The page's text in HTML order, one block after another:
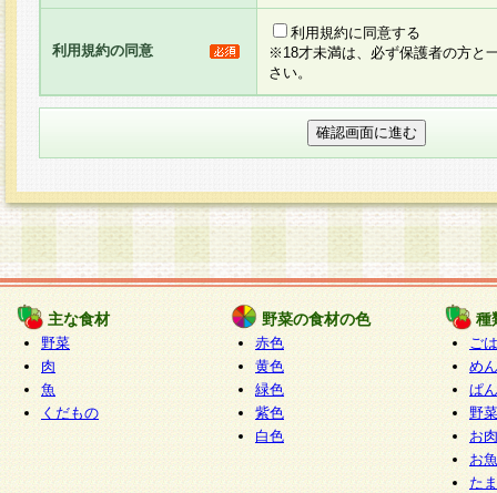
りま す。
3.当社は、会員の事前の承諾を得ることなく、当
方 法・手段にて、本規約を任意に制定、変更ま
きるものとします。改定後の本規約等は、本規約
に掲示したときに、その 他の諸規定については
てその効力を生じるものとします。
4.本規約は、会員登録希望者による会員登録手続
の当社による会員登録の承認が完了した時点で会
たものとみなされ、会員に対して適用されるもの
5.当社がお聞きする個人情報は、すべて会員登録
で提 供いただいたものと考えております。従っ
自らの個人情報の提供を希望されない場合には、
をお預かりいたしません が、提供されないこと
商品やサービス等をご利用いただけない場合があ
了承ください。
利用規約の同意
利用規約に同意する
※18才未満は、必ず保護者の方と
さい。
主な食材
野菜
肉
魚
くだもの
野菜の食材の色
赤色
黄色
緑色
紫色
白色
種
ご
めん
ぱん
野
お
お
た